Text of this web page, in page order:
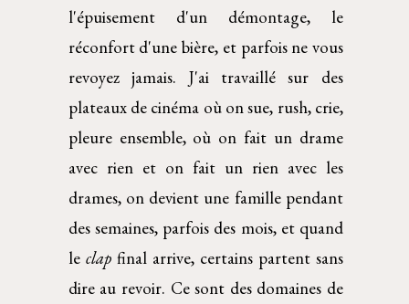
l'épuisement d'un démontage, le
réconfort d'une bière, et parfois ne vous
revoyez jamais. J'ai travaillé sur des
plateaux de cinéma où on sue, rush, crie,
pleure ensemble, où on fait un drame
avec rien et on fait un rien avec les
drames, on devient une famille pendant
des semaines, parfois des mois, et quand
le clap final arrive, certains partent sans
dire au revoir. Ce sont des domaines de